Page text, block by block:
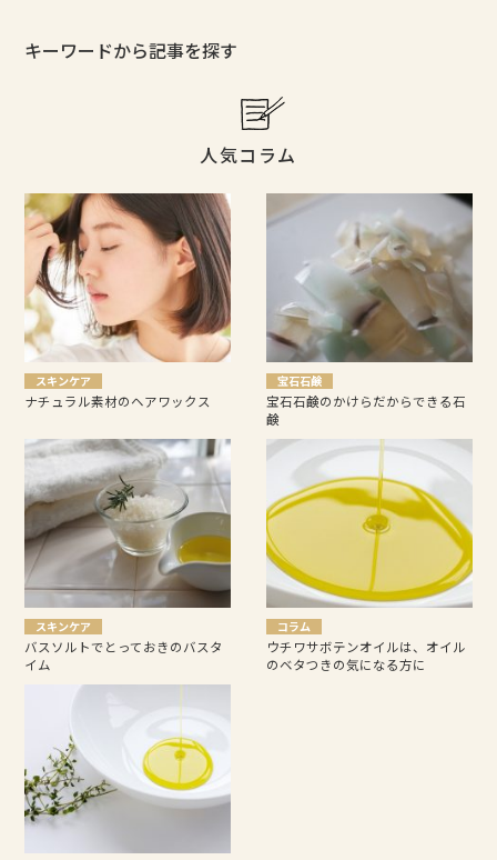
キーワードから記事を探す
人気コラム
スキンケア
ナチュラル素材のヘアワックス
宝石石鹸
宝石石鹸のかけらだからできる石
鹸
スキンケア
バスソルトでとっておきのバスタ
イム
コラム
ウチワサボテンオイルは、オイル
のベタつきの気になる方に